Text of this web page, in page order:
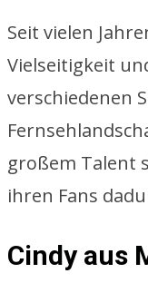
Seit vielen
Vielseitigkeit
verschiedenen
großem Talent
ihren Fans
Cindy aus